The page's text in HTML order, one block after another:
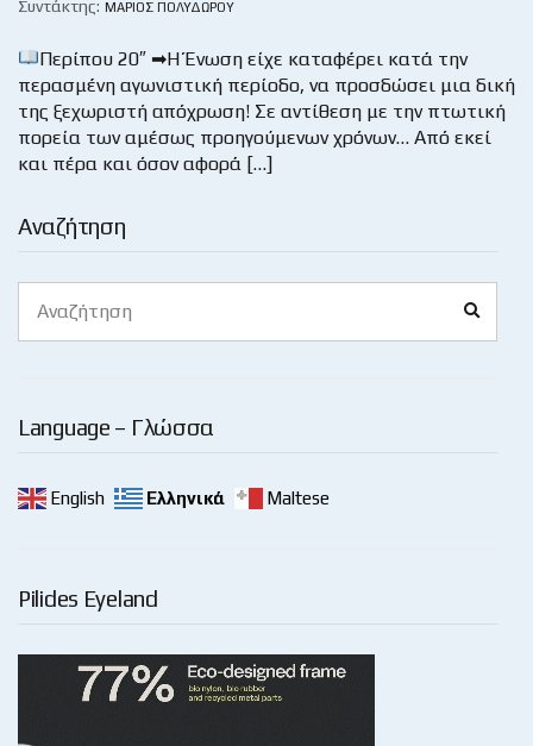
Αναζήτηση
for:
Language – Γλώσσα
English Ελληνικά Maltese
Pilides Eyeland
Συντάκτης: ΜΆΡΙΟΣ ΠΟΛΥΔΏΡΟΥ
Περίπου 20″ ➡Η Ένωση είχε καταφέρει κατά την
περασμένη αγωνιστική περίοδο, να προσδώσει μια δική
της ξεχωριστή απόχρωση! Σε αντίθεση με την πτωτική
πορεία των αμέσως προηγούμενων χρόνων… Από εκεί
και πέρα και όσον αφορά […]